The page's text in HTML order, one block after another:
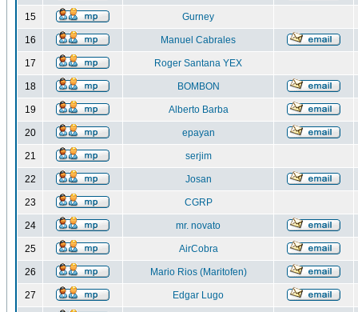
15 Gurney
16 Manuel Cabrales
17 Roger Santana YEX
18 BOMBON
19 Alberto Barba
20 epayan
21 serjim
22 Josan
23 CGRP
24 mr. novato
25 AirCobra
26 Mario Rios (Maritofen)
27 Edgar Lugo